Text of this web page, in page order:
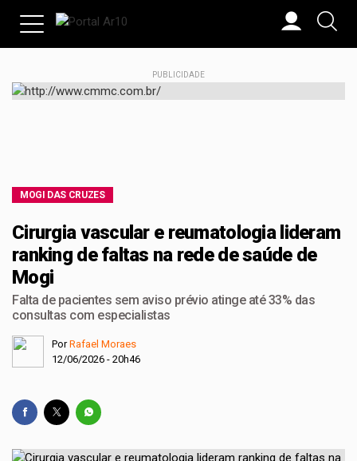
PUBLICIDADE
MOGI DAS CRUZES
Cirurgia vascular e reumatologia lideram
ranking de faltas na rede de saúde de
Mogi
Falta de pacientes sem aviso prévio atinge até 33% das
consultas com especialistas
PorRafael Moraes
12/06/2026 - 20h46